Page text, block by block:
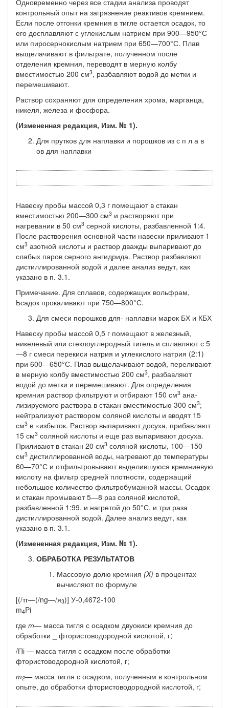
контрольный опыт на загрязнение реактивов кремнием.
Если после отгонки кремния в тигле остается осадок, то
его досплавляют с углекис­лым натрием при 900—950°С
или пиросернокислым натрием при 650—700°С. Плав
выщелачивают в фильтрате, полученном после
отделения кремния, переводят в мерную колбу
вместимостью 200 см3, разбавляют водой до метки и
перемешивают.
Раствор сохраняют для определения хрома, марганца,
никеля, железа и фосфора.
(Измененная редакция, Изм. № 1).
Для прутков для наплавки и порошков из с п л а в
ов для наплавки
Навеску пробы массой 0,3 г помещают в стакан
вместимостью 200—300 см3 и растворяют при
нагревании в 50 см3 серной кисло­ты, разбавленной 1:4.
После растворения основной части навески приливают 1
см3 азотной кислоты и раствор дважды выпаривают до
слабых паров серного ангидрида. Раствор разбавляют
дистил­лированной водой и далее анализ ведут, как
указано в п. 3.1.
Примечание. Для сплавов, содержащих вольфрам,
Ьсадок прокаливают при 750—800°С.
Для смеси порошков для- наплавки марок БХ и КБХ
Навеску пробы массой 0,5 г помещают в железный,
никелевый или стеклоуглеродный тигель и сплавляют с 5
—8 г смеси переки­си натрия и углекислого натрия (2:1)
при 600—650°С. Плав выще­лачивают водой, переливают
в мерную колбу вместимостью 200 см3, разбавляют
водой до метки и перемешивают. Для оп­ределения
кремния раствор фильтруют и отбирают 150 см3 ана­
лизируемого раствора в стакан вместимостью 300 см3;
нейтрали­зуют раствором соляной кислоты и вводят 15
см3 в «избыток. Раст­вор выпаривают досуха, прибавляют
15 см3 соляной кислоты и еще раз выпаривают досуха.
Приливают в стакан 20 см3 соляной кислоты, 100—150
см3 дистиллированной воды, нагревают до тем­пературы
60—70°С и отфильтровывают выделившуюся кремние­вую
кислоту на фильтр средней плотности, содержащий
неболь­шое количество фильтробумажной массы. Осадок
и стакан про­мывают 5—8 раз соляной кислотой,
разбавленной 1:99, и нагре­той до 50°С, и три раза
дистиллированной водой. Далее анализ ведут, как
указано в п. 3.1.
(Измененная редакция, Изм. № 1).
ОБРАБОТКА РЕЗУЛЬТАТОВ
Массовую долю кремния (X) в процентах
вычисляют по формуле
[(/тг—(/ng—/я3)] У-0,4672-100
m4Pi
где т—масса тигля с осадком двуокиси кремния до
обработки _ фтористоводородной кислотой, г;
/Пі — масса тигля с осадком после обработки
фтористоводо­родной кислотой, г;
т2—масса тигля с осадком, полученным в контрольном
опы­те, до обработки фтористоводородной кислотой, г;